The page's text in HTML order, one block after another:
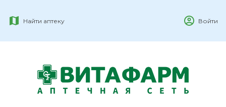
Найти аптеку Войти